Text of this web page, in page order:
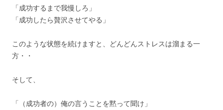
「成功するまで我慢しろ」
「成功したら贅沢させてやる」
このような状態を続けますと、どんどんストレスは溜まる一
方・・
そして、
「（成功者の）俺の言うことを黙って聞け」